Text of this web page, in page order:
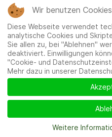
Mitglieder|Impressum|
und
Wir benutzen Cookies
Diese Webseite verwendet
analytische Cookies und
Sie allen zu, bei "Ablehnen"
deaktiviert. Einwilligungen
"Cookie- und
Mehr dazu in unserer
Weitere